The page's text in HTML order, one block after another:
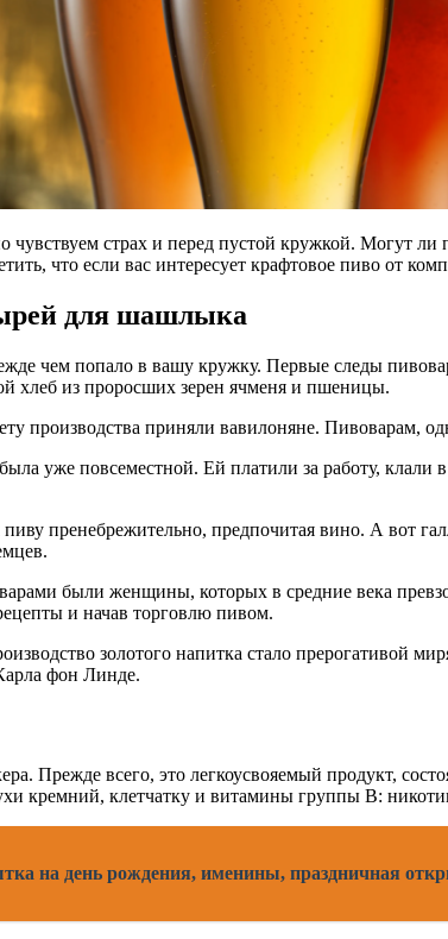
страх и перед пустой кружкой. Могут
что если вас интересует крафтовое пиво от
для шашлыка
чем попало в вашу кружку. Первые следы
хлеб из проросших зерен ячменя и пшеницы.
производства приняли вавилоняне. Пивоварам,
уже повсеместной. Ей платили за работу,
пренебрежительно, предпочитая вино. А вот
были женщины, которых в средние века
и начав торговлю пивом.
золотого напитка стало прерогативой
фон Линде.
Прежде всего, это легкоусвояемый продукт,
кремний, клетчатку и витамины группы В:
на день рождения, именины, праздничная